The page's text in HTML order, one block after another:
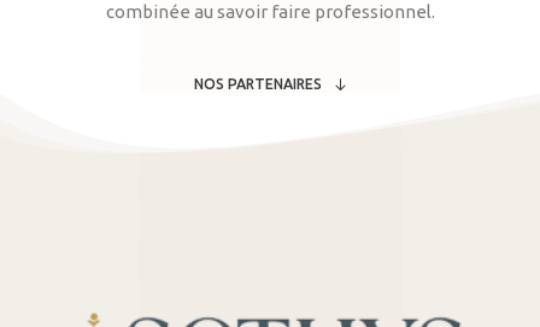
combinée au savoir faire professionnel.
NOS PARTENAIRES